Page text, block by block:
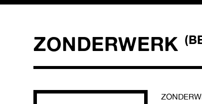
ZONDERWERK